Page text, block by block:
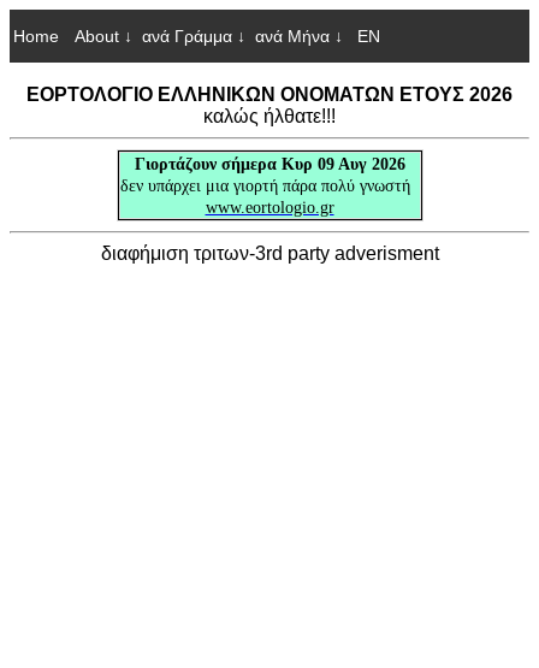
Home About ↓ ανά Γράμμα ↓ ανά Μήνα ↓ EN
ΕΟΡΤΟΛΟΓΙΟ ΕΛΛΗΝΙΚΩΝ ΟΝΟΜΑΤΩΝ ΕΤΟΥΣ 2026
καλώς ήλθατε!!!
Γιορτάζουν σήμερα Κυρ 09 Αυγ 2026
δεν υπάρχει μια γιορτή πάρα πολύ γνωστή
www.eortologio.gr
διαφήμιση τριτων-3rd party adverisment